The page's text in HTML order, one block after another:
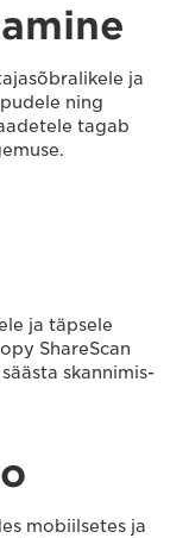
ja
ning
tagab
ja täpsele
ShareScan
skannimis-
mobiilsetes ja